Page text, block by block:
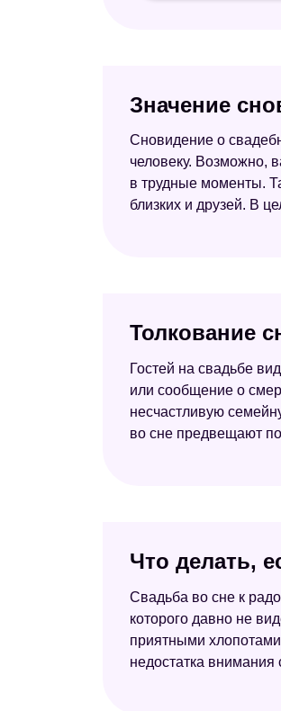
Значение
Сновидение о
человеку. Возможно,
в трудные моменты.
близких и друзей. В
Толкование
Гостей на свадьбе
или сообщение о
несчастливую
во сне предвещают
Что делать,
Свадьба во сне к
которого давно не
приятными
недостатка внимания